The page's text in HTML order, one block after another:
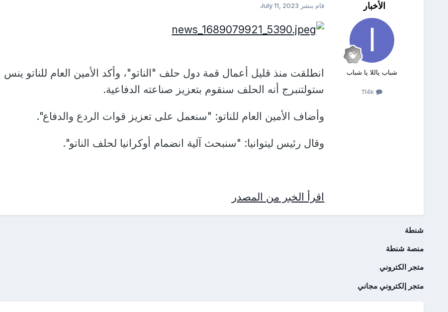
الأخبار
شباب ياللا يا شباب
114k
قام بنشر July 11, 2023
انطلقت منذ قليل أعمال قمة دول حلف "الناتو"، وأكد الأمين العام للناتو ينس
ستولتنبرج أنه الحلف سنقوم بتعزيز صناعته الدفاعية.
وأضاف الأمين العام للناتو: "سنعمل على تعزيز قوات الردع والدفاع".
وقال رئيس ليتوانيا: "سنبحث آلية انضمام أوكرانيا لحلف الناتو".
اقرأ الخبر من المصدر
شنطة
منصة شنطة
متجر الكتروني
متجر إلكتروني مجاني